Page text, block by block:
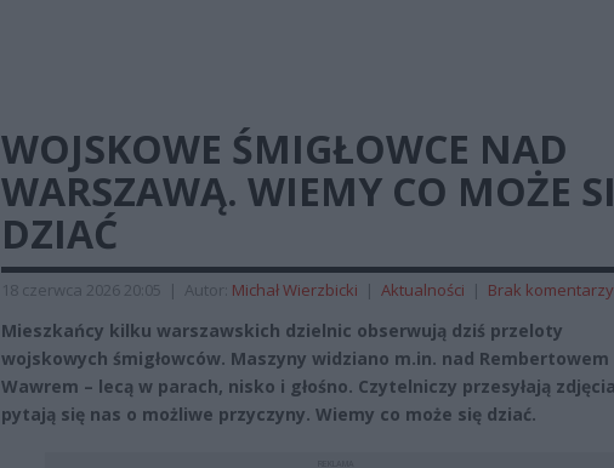
WOJSKOWE ŚMIGŁOWCE NAD
WARSZAWĄ. WIEMY CO MOŻE
DZIAĆ
18 czerwca 2026 20:05 | Autor: Michał Wierzbicki | Aktualności | Brak komentarzy
Mieszkańcy kilku warszawskich dzielnic obserwują dziś przeloty
wojskowych śmigłowców. Maszyny widziano m.in. nad Rembertowem
Wawrem – lecą w parach, nisko i głośno. Czytelniczy przesyłają
pytają się nas o możliwe przyczyny. Wiemy co może się dziać.